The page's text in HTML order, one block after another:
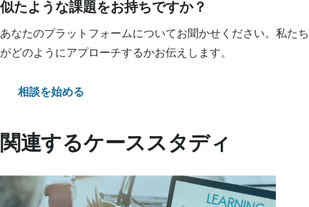
似たような課題をお持ちですか？
あなたのプラットフォームについてお聞かせください。私たち
がどのようにアプローチするかお伝えします。
相談を始める
関連するケーススタディ